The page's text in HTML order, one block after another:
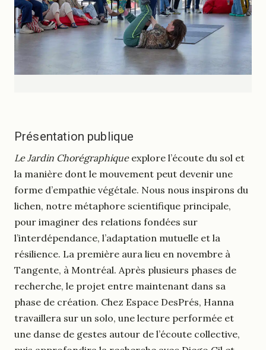
Présentation publique
Le Jardin Chorégraphique explore l’écoute du sol et
la manière dont le mouvement peut devenir une
forme d’empathie végétale. Nous nous inspirons du
lichen, notre métaphore scientifique principale,
pour imaginer des relations fondées sur
l’interdépendance, l’adaptation mutuelle et la
résilience. La première aura lieu en novembre à
Tangente, à Montréal. Après plusieurs phases de
recherche, le projet entre maintenant dans sa
phase de création. Chez Espace DesPrés, Hanna
travaillera sur un solo, une lecture performée et
une danse de gestes autour de l’écoute collective,